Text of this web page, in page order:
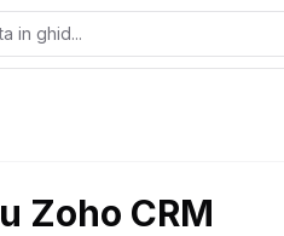
Zoho CRM